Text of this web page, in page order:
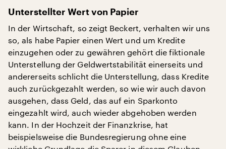
Unterstellter Wert von Papier
In der Wirtschaft, so zeigt Beckert, verhalten wir uns
so, als habe Papier einen Wert und um Kredite
einzugehen oder zu gewähren gehört die fiktionale
Unterstellung der Geldwertstabilität einerseits und
andererseits schlicht die Unterstellung, dass Kredite
auch zurückgezahlt werden, so wie wir auch davon
ausgehen, dass Geld, das auf ein Sparkonto
eingezahlt wird, auch wieder abgehoben werden
kann. In der Hochzeit der Finanzkrise, hat
beispielsweise die Bundesregierung ohne eine